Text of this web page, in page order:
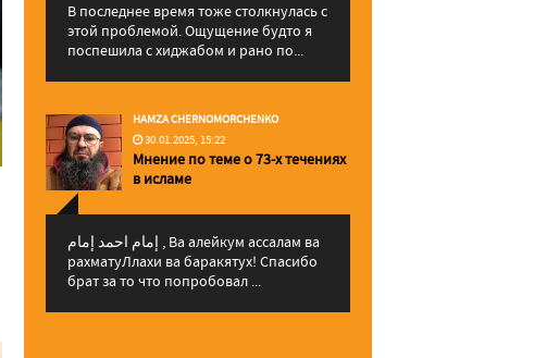
В последнее время тоже столкнулась с
этой проблемой. Ощущение будто я
поспешила с хиджабом и рано по...
HAMZA CHERNOMORCHENKO
30.01.2025, 15:22
Мнение по теме о 73-х течениях
в исламе
إمام احمد إمام , Ва алейкум ассалам ва
рахматуЛлахи ва баракятух! Спасибо
брат за то что попробовал ...